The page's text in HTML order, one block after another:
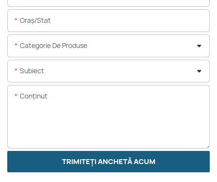
Oraș/stat
Categorie De Produse
Subiect
Conţinut
TRIMITEȚI ANCHETĂ ACUM